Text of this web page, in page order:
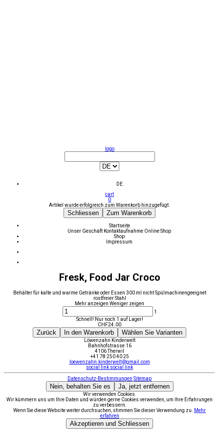
logo
DE
cart
0
Artikel wurde erfolgreich zum Warenkorb hinzugefügt.
Schliessen Zum Warenkorb
Startseite
Unser Geschäft Kontaktaufnahme Online Shop
Shop
Impressum
Fresk, Food Jar Croco
Behälter für kalte und warme Getränke oder Essen 300 ml nicht Spülmachinengeeignet
rostfreier Stahl
Mehr anzeigen Weniger zeigen
1
Schnell! Nur noch 1 auf Lager!
CHF24.00
Zurück In den Warenkorb Wählen Sie Varianten
Löwenzahn Kinderwelt
Bahnhofstrasse 16
4106 Therwil
+41 78 250 40 25
loewenzahn.kinderwelt@gmail.com
social link social link
Datenschutz-Bestimmungen Sitemap
Nein, behalten Sie es Ja, jetzt entfernen
Wir verwenden Cookies.
Wir kümmern uns um Ihre Daten und würden gerne Cookies verwenden, um Ihre Erfahrungen
zu verbessern.
Wenn Sie diese Website weiter durchsuchen, stimmen Sie dieser Verwendung zu.
Mehr
erfahren
Akzeptieren und Schliessen